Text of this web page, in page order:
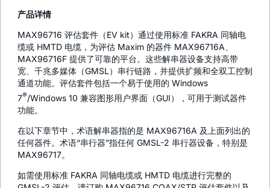
产品详情
MAX96716 评估套件（EV kit）通过使用标准 FAKRA 同轴电
缆或 HMTD 电缆，为评估 Maxim 的器件 MAX96716A、
MAX96716F 提供了可靠的平台。这些解串器设备支持高带
宽、千兆多媒体（GMSL）串行链路，并提供扩频和全双工控制
通道功能。评估套件包括一个易于使用的 Windows
7®/Windows 10 兼容图形用户界面（GUI），可用于测试器件
功能。
在以下章节中，术语解串器指的是 MAX96716A 及上面列出的
任何器件。术语“串行器”指任何 GMSL-2 串行器设备，特别是
MAX96717。
如需使用标准 FAKRA 同轴电缆或 HMTD 电缆进行完整的